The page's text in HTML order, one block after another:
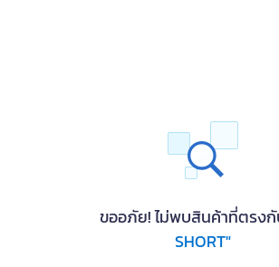
ขออภัย! ไม่พบสินค้าที่ตรง
SHORT"